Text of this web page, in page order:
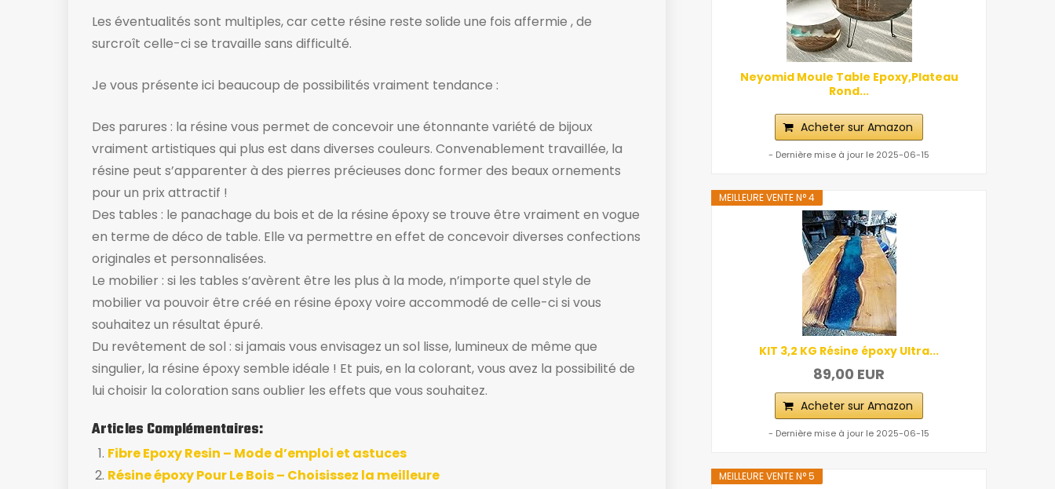
Les éventualités sont multiples, car cette résine reste solide une fois affermie , de
surcroît celle-ci se travaille sans difficulté.
Je vous présente ici beaucoup de possibilités vraiment tendance :
Des parures : la résine vous permet de concevoir une étonnante variété de bijoux
vraiment artistiques qui plus est dans diverses couleurs. Convenablement travaillée, la
résine peut s’apparenter à des pierres précieuses donc former des beaux ornements
pour un prix attractif !
Des tables : le panachage du bois et de la résine époxy se trouve être vraiment en vogue
en terme de déco de table. Elle va permettre en effet de concevoir diverses confections
originales et personnalisées.
Le mobilier : si les tables s’avèrent être les plus à la mode, n’importe quel style de
mobilier va pouvoir être créé en résine époxy voire accommodé de celle-ci si vous
souhaitez un résultat épuré.
Du revêtement de sol : si jamais vous envisagez un sol lisse, lumineux de même que
singulier, la résine époxy semble idéale ! Et puis, en la colorant, vous avez la possibilité de
lui choisir la coloration sans oublier les effets que vous souhaitez.
Articles Complémentaires:
Fibre Epoxy Resin – Mode d’emploi et astuces
Résine époxy Pour Le Bois – Choisissez la meilleure
Neyomid Moule Table Epoxy,Plateau
Rond...
Acheter sur Amazon
- Dernière mise à jour le 2025-06-15
MEILLEURE VENTE N° 4
KIT 3,2 KG Résine époxy Ultra...
89,00 EUR
Acheter sur Amazon
- Dernière mise à jour le 2025-06-15
MEILLEURE VENTE N° 5